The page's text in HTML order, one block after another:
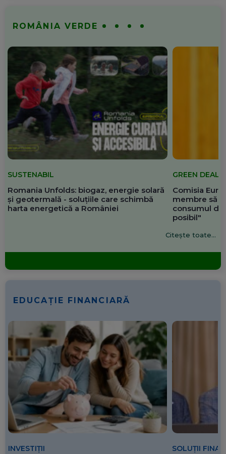
ROMÂNIA VERDE
SUSTENABIL
Romania Unfolds: biogaz, energie solară
și geotermală - soluțiile care schimbă
harta energetică a României
GREEN DEAL
Comisia
membre să
consumul de
posibil"
Citește toate...
EDUCAȚIE FINANCIARĂ
INVESTIȚII SOLUȚII